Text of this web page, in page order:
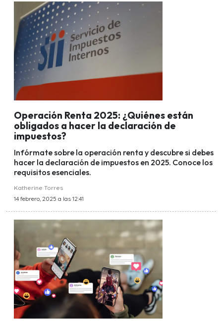
Operación Renta 2025: ¿Quiénes están
obligados a hacer la declaración de
impuestos?
Infórmate sobre la operación renta y descubre si debes
hacer la declaración de impuestos en 2025. Conoce los
requisitos esenciales.
Katherine Torres
14 febrero, 2025 a las 12:41